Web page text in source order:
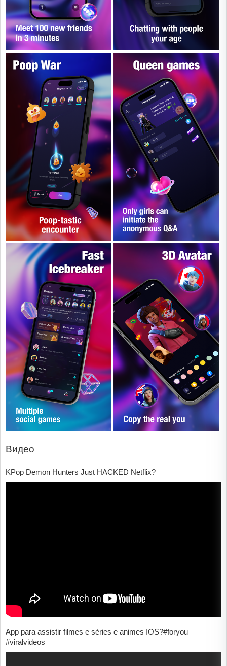
Видео
KPop Demon Hunters Just HACKED Netflix?
App para assistir filmes e séries e animes IOS?#foryou
#viralvideos